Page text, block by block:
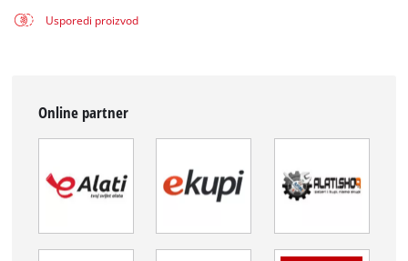
Usporedi proizvod
Online partner